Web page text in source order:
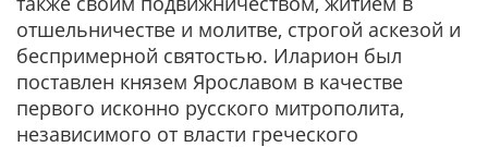
отшельничестве и молитве, строгой аскезой и
беспримерной святостью. Иларион был
поставлен князем Ярославом в качестве
первого исконно русского митрополита,
независимого от власти греческого